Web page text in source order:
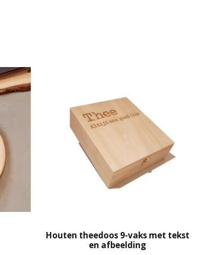
Houten theedoos 9-vaks met tekst
en afbeelding